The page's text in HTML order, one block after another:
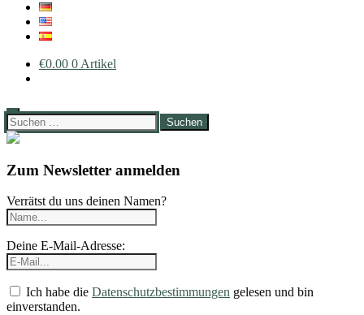
€0.00 0 Artikel
Suchen
nach:
Zum Newsletter anmelden
Verrätst du uns deinen Namen?
Deine E-Mail-Adresse:
Ich habe die Datenschutzbestimmungen gelesen und bin
einverstanden.